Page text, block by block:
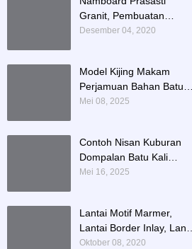
Granit, Pembuatan
Prasasti Namboard,
Desember 04, 2020
Model Kijing Makam
Perjamuan Bahan Batu
Granit Hitam Mengkilat
Mei 08, 2025
Contoh Nisan Kuburan
Dompalan Batu Kali
Termurah
Mei 16, 2025
Lantai Motif Marmer,
Lantai Border Inlay, Lantai
Rumah Motif Marmer
Oktober 08, 2020